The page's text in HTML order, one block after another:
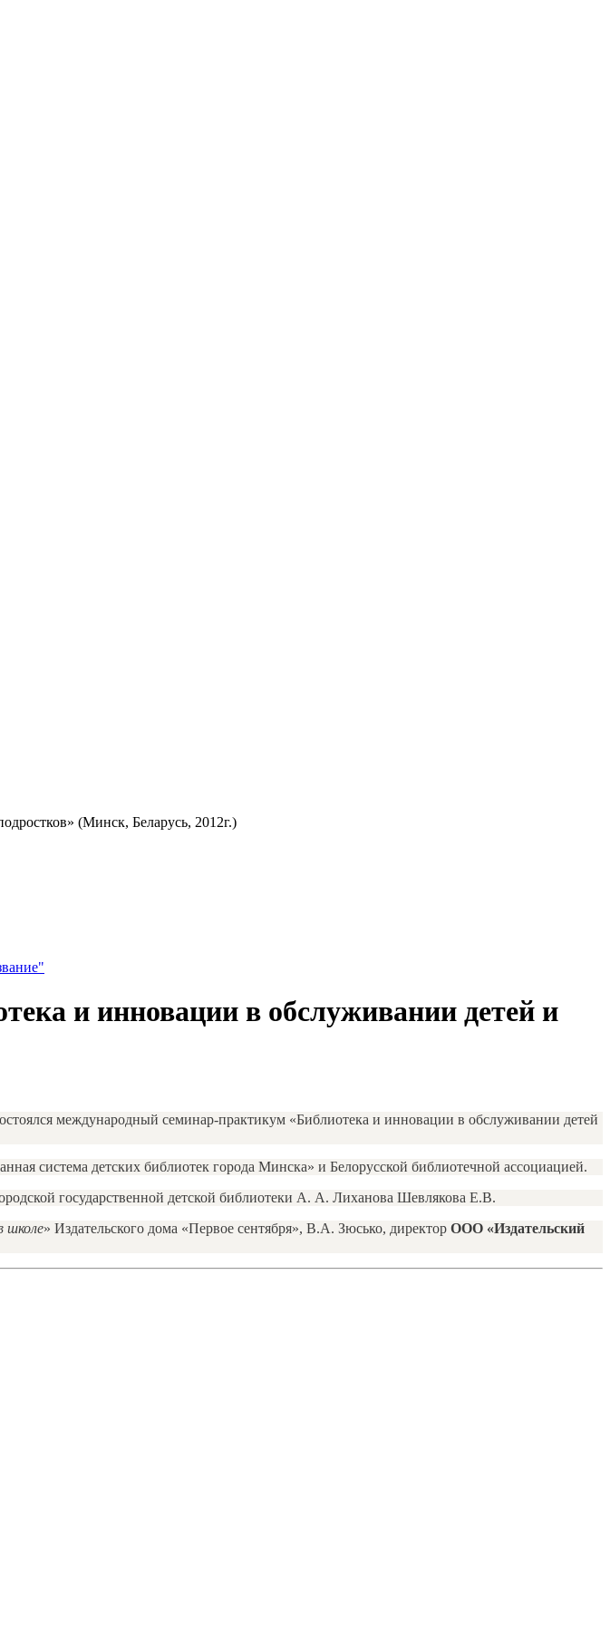
(Минск, Беларусь, 2012г.)
и инновации в обслуживании детей и
международный семинар-практикум «Библиотека и инновации в обслуживании детей
система детских библиотек города Минска» и Белорусской библиотечной ассоциацией.
государственной детской библиотеки А. А. Лиханова Шевлякова Е.В.
школе» Издательского дома «Первое сентября», В.А. Зюсько, директор ООО «Издательский